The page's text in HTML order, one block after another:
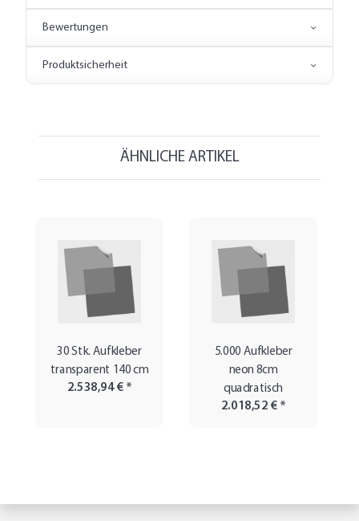
Bewertungen
Produktsicherheit
ÄHNLICHE ARTIKEL
30 Stk. Aufkleber
transparent 140 cm
2.538,94 € *
5.000 Aufkleber
neon 8cm
quadratisch
2.018,52 € *